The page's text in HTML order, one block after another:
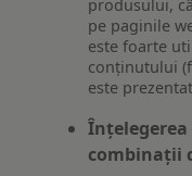
produsului,
pe paginile
este foarte
conținutului
este
combinații